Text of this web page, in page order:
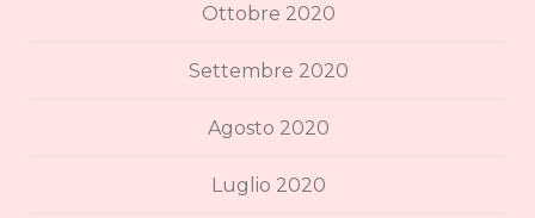
Ottobre 2020
Settembre 2020
Agosto 2020
Luglio 2020